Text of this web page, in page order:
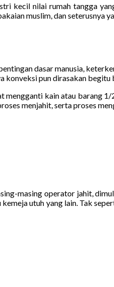
kecil nilai rumah tangga
muslim, dan seterusnya
dasar manusia,
konveksi pun dirasakan begitu
mengganti kain atau barang
menjahit, serta proses
masing operator jahit,
utuh yang lain. Tak